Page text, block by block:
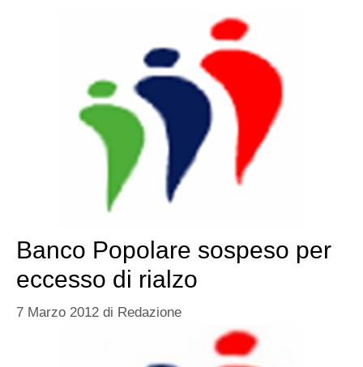
Banco Popolare sospeso per
eccesso di rialzo
7 Marzo 2012 di Redazione